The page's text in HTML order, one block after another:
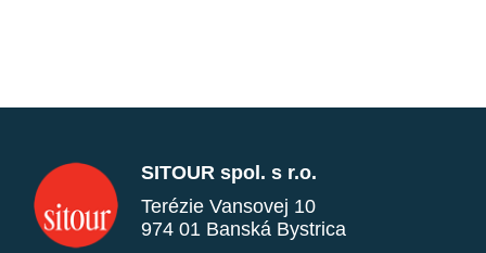
SITOUR spol. s r.o.
Terézie Vansovej 10
974 01 Banská Bystrica